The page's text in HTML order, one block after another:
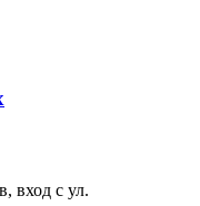
вход с ул.